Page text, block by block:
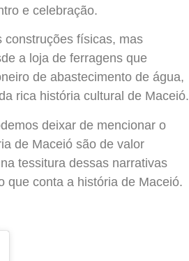
e celebração.
construções físicas, mas
a loja de ferragens que
de abastecimento de água,
rica história cultural de Maceió.
deixar de mencionar o
de Maceió são de valor
tessitura dessas narrativas
que conta a história de Maceió.